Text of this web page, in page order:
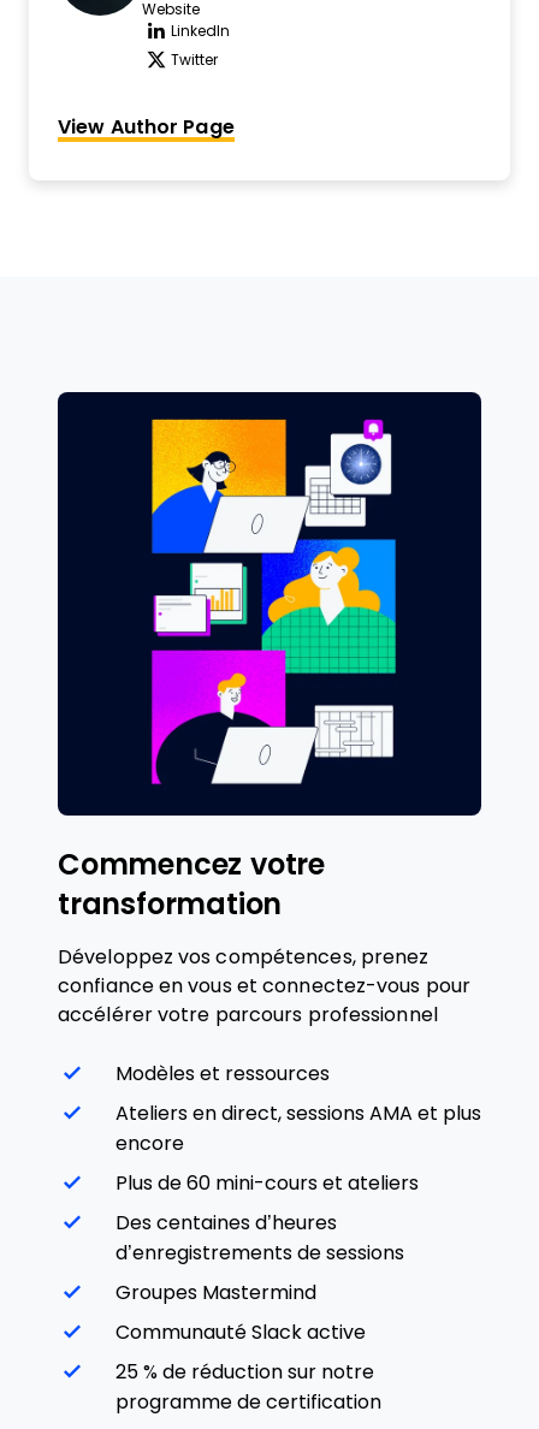
Website
Opens new window
LinkedIn
Opens new window
Twitter
Opens new window
View Author Page
Commencez votre
transformation
Développez vos compétences, prenez
confiance en vous et connectez-vous pour
accélérer votre parcours professionnel
Modèles et ressources
Ateliers en direct, sessions AMA et plus
encore
Plus de 60 mini-cours et ateliers
Des centaines d’heures
d’enregistrements de sessions
Groupes Mastermind
Communauté Slack active
25 % de réduction sur notre
programme de certification